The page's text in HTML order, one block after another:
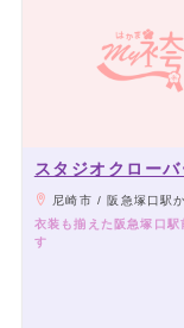
スタジオクローバ
尼崎市 / 阪急塚口駅
衣装も揃えた阪急塚口駅
す